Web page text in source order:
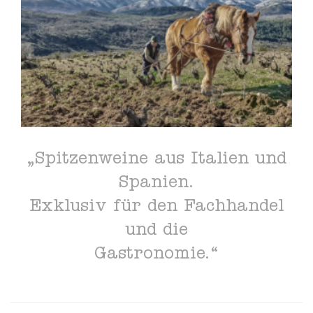
„Spitzenweine aus Italien und
Spanien.
Exklusiv für den Fachhandel
und die
Gastronomie.“